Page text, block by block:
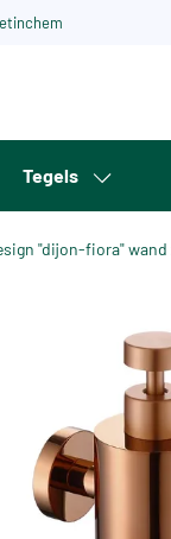
Tegels
"dijon-fiora"